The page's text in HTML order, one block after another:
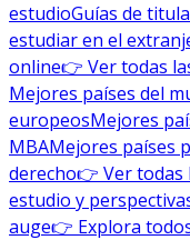
estudioGuías de
estudiar en el
online👉 Ver todas
Mejores países del
europeosMejores
MBAMejores países
derecho👉 Ver todas
estudio y
auge👉 Explora